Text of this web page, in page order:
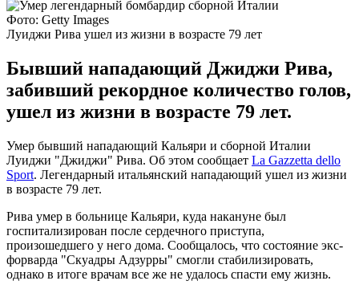
Фото: Getty Images
Луиджи Рива ушел из жизни в возрасте 79 лет
Бывший нападающий Джиджи Рива,
забивший рекордное количество голов,
ушел из жизни в возрасте 79 лет.
Умер бывший нападающий Кальяри и сборной Италии
Луиджи "Джиджи" Рива. Об этом сообщает La Gazzetta dello
Sport. Легендарный итальянский нападающий ушел из жизни
в возрасте 79 лет.
Рива умер в больнице Кальяри, куда накануне был
госпитализирован после сердечного приступа,
произошедшего у него дома. Сообщалось, что состояние экс-
форварда "Скуадры Адзурры" смогли стабилизировать,
однако в итоге врачам все же не удалось спасти ему жизнь.